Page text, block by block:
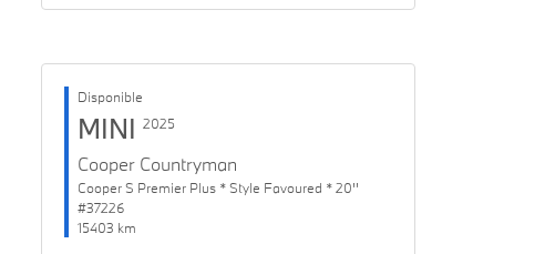
Disponible
MINI 2025
Cooper Countryman
Cooper S Premier Plus * Style Favoured * 20''
#37226
15403 km